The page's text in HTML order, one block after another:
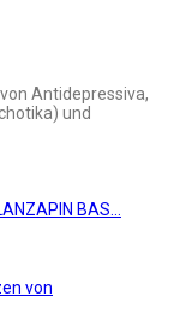
Antidepressiva,
und
BAS…
von